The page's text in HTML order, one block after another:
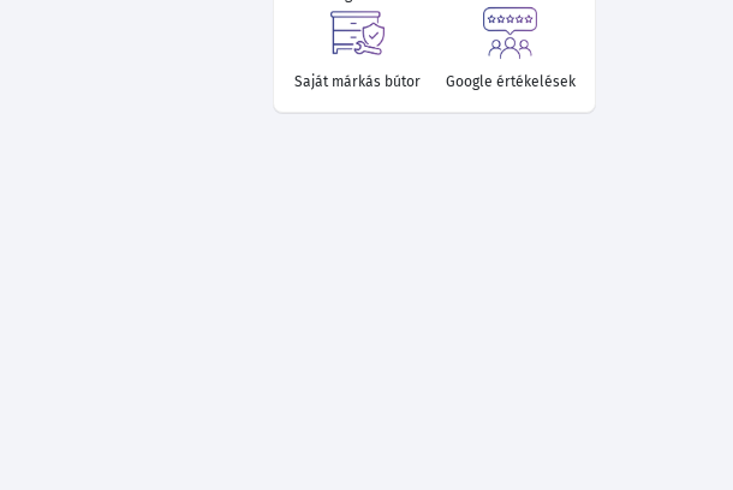
Saját márkás bútor Google értékelések